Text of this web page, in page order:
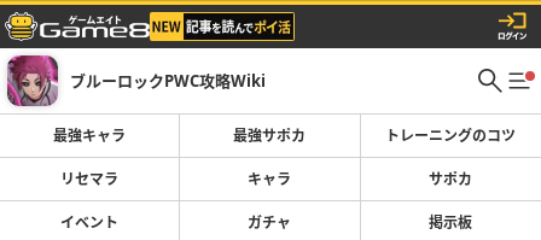
ブルーロックPWC攻略Wiki
最強キャラ 最強サポカ トレーニングのコツ
リセマラ キャラ サポカ
イベント ガチャ 掲示板